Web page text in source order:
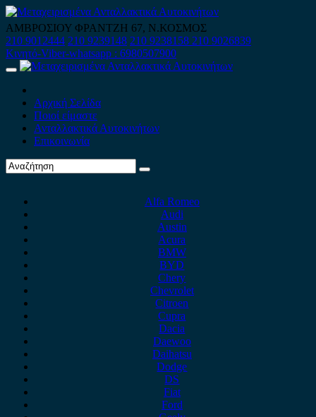
Skip
to
content
ΑΜΒΡΟΣΙΟΥ ΦΡΑΝΤΖΗ 67, Ν.ΚΟΣΜΟΣ
210 9012444 210 9239148 210 9238158 210 9026839
Κινητό-Viber-whatsapp : 6980507900
Primary
Αρχική Σελίδα
Ποιοί είμαστε
Ανταλλακτικά Αυτοκινήτων
Επικοινωνία
Alfa Romeo
Audi
Austin
Acura
BMW
BYD
Chery
Chevrolet
Citroen
Cupra
Dacia
Daewoo
Daihatsu
Dodge
DS
Fiat
Ford